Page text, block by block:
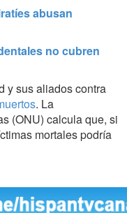
abusan
no cubren
y sus aliados contra
. La
(ONU) calcula que, si
mortales podría